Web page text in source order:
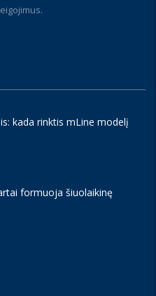
kada rinktis mLine modelį
formuoja šiuolaikinę